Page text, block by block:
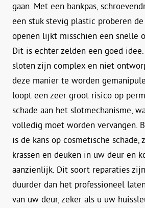
gaan. Met een bankpas,
een stuk stevig plastic proberen
openen lijkt misschien een snelle
Dit is echter zelden een goed
sloten zijn complex en niet
deze manier te worden
loopt een zeer groot risico op
schade aan het slotmechanisme,
volledig moet worden vervangen.
is de kans op cosmetische schade,
krassen en deuken in uw deur en
aanzienlijk. Dit soort reparaties
duurder dan het professioneel
van uw deur, zeker als u uw